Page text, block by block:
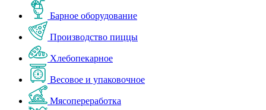
Барное оборудование
Производство пиццы
Хлебопекарное
Весовое и упаковочное
Мясопереработка